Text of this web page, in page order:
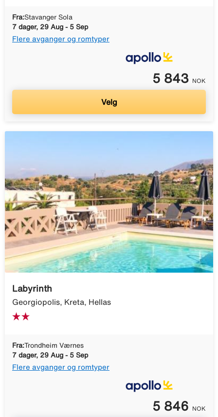
Fra:Stavanger Sola
7 dager, 29 Aug - 5 Sep
Flere avganger og romtyper
5 843 NOK
Velg
Labyrinth
Georgiopolis, Kreta, Hellas
Fra:Trondheim Værnes
7 dager, 29 Aug - 5 Sep
Flere avganger og romtyper
5 846 NOK